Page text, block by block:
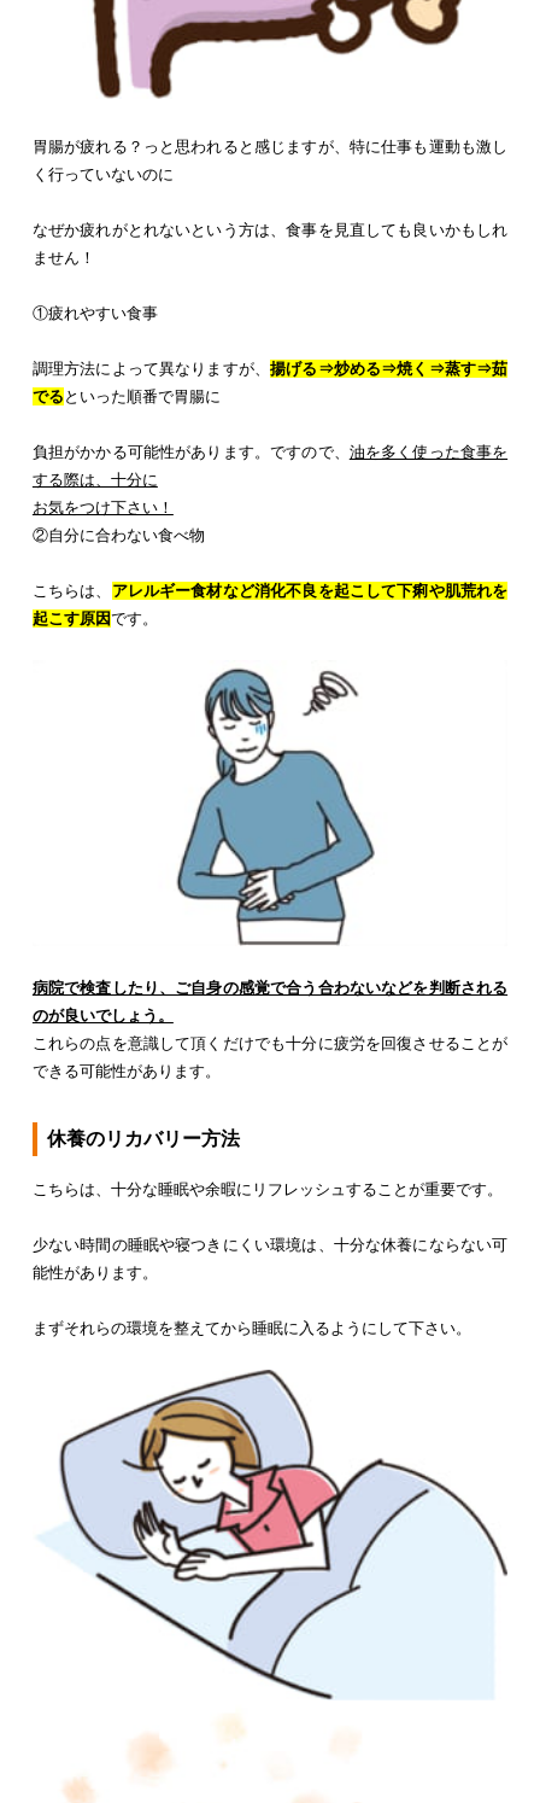
胃腸が疲れる？っと思われると感じますが、特に仕事も運動も激し
く行っていないのに
なぜか疲れがとれないという方は、食事を見直しても良いかもしれ
ません！
①疲れやすい食事
調理方法によって異なりますが、揚げる⇒炒める⇒焼く⇒蒸す⇒茹
でる といった順番で胃腸に
負担がかかる可能性があります。ですので、 油を多く使った食事を
する際は、十分に
お気をつけ下さい！
②自分に合わない食べ物
こちらは、 アレルギー食材など消化不良を起こして下痢や肌荒れを
起こす原因です。
病院で検査したり、ご自身の感覚で合う合わないなどを判断される
のが良いでしょう。
これらの点を意識して頂くだけでも十分に疲労を回復させることが
できる可能性があります。
休養のリカバリー方法
こちらは、十分な睡眠や余暇にリフレッシュすることが重要です。
少ない時間の睡眠や寝つきにくい環境は、十分な休養にならない可
能性があります。
まずそれらの環境を整えてから睡眠に入るようにして下さい。